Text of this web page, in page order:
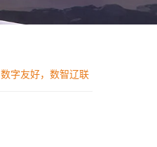
数字友好，数智辽联